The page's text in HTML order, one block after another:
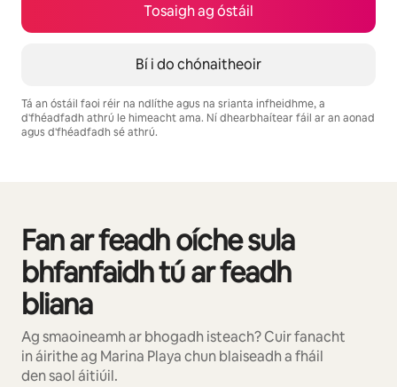
Tosaigh ag óstáil
Bí i do chónaitheoir
Tá an óstáil faoi réir na ndlíthe agus na srianta infheidhme, a
d'fhéadfadh athrú le himeacht ama. Ní dhearbhaítear fáil ar an aonad
agus d'fhéadfadh sé athrú.
Fan ar feadh oíche sula
bhfanfaidh tú ar feadh
bliana
Ag smaoineamh ar bhogadh isteach? Cuir fanacht
in áirithe ag Marina Playa chun blaiseadh a fháil
den saol áitiúil.
0 as 0 rud ar taispeáint